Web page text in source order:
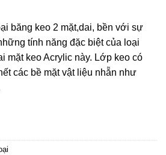
băng keo 2 mặt,dai, bền với sự
tính năng đặc biệt của loại
mặt keo Acrylic này. Lớp keo có
các bề mặt vật liệu nhẵn như